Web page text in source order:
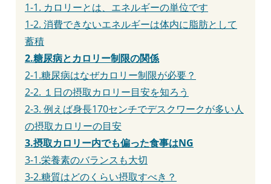
1-1. カロリーとは、エネルギーの単位です
1-2. 消費できないエネルギーは体内に脂肪として
蓄積
2.糖尿病とカロリー制限の関係
2-1.糖尿病はなぜカロリー制限が必要？
2-2. １日の摂取カロリー目安を知ろう
2-3. 例えば身長170センチでデスクワークが多い人
の摂取カロリーの目安
3.摂取カロリー内でも偏った食事はNG
3-1.栄養素のバランスも大切
3-2.糖質はどのくらい摂取すべき？